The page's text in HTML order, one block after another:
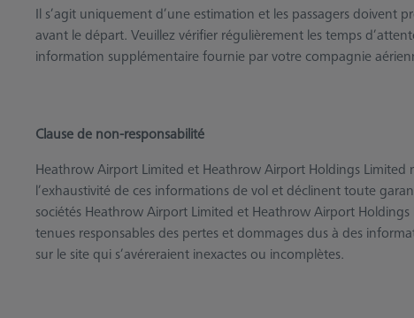
Il s’agit uniquement d’une estimation et les passagers doivent
avant le départ. Veuillez vérifier régulièrement les temps
information supplémentaire fournie par votre compagnie
Clause de non-responsabilité
Heathrow Airport Limited et Heathrow Airport Holdings Limited
l’exhaustivité de ces informations de vol et déclinent toute
sociétés Heathrow Airport Limited et Heathrow Airport
tenues responsables des pertes et dommages dus à des
sur le site qui s’avéreraient inexactes ou incomplètes.